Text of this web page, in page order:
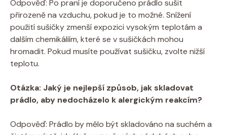
Odpověď: Po ‍praní⁢ je doporučeno⁢ prádlo sušit
přirozeně na vzduchu, pokud je to možné. Snížení⁣
použití sušičky⁣ zmenší⁤ expozici vysokým teplotám a
dalším ⁢chemikáliím, ⁤které se ⁣v sušičkách mohou
hromadit. Pokud musíte používat sušičku, zvolte nižší
teplotu.
Otázka:⁢ Jaký je nejlepší způsob, jak skladovat‍
prádlo, ​aby ‌nedocházelo k ⁤alergickým ⁤reakcím?
Odpověď:‌ Prádlo by ⁣mělo být skladováno⁣ na suchém a‍